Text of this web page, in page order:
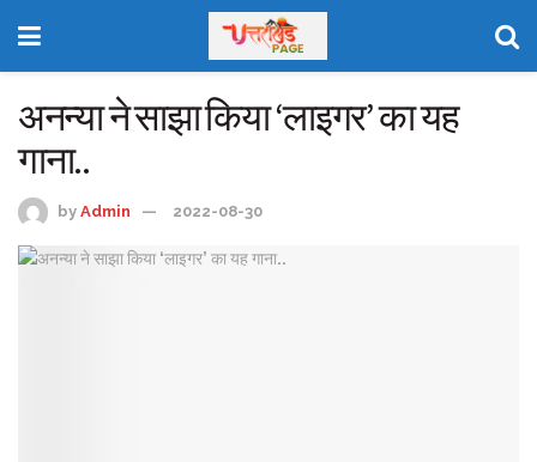
अनन्या ने साझा किया ‘लाइगर’ का यह
गाना..
by Admin 2022-08-30